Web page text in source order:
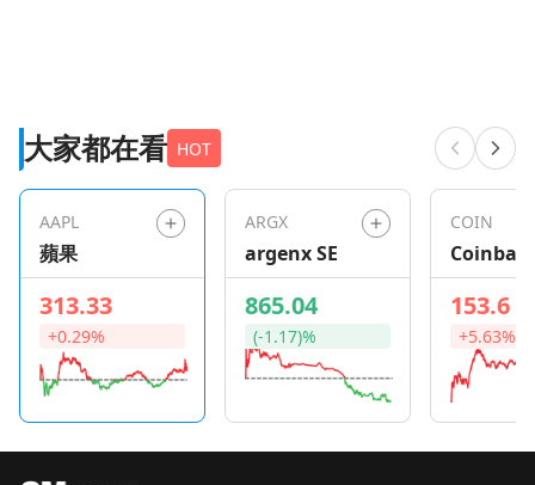
大家都在看 HOT
AAPL
蘋果
313.33
+0.29%
ARGX
argenx SE
865.04
(-1.17)%
COIN
Global
153.6
+5.63%